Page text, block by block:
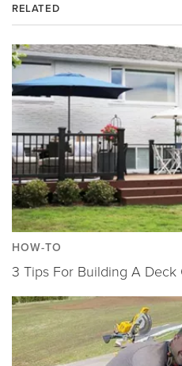
RELATED
HOW-TO
3 Tips For Building A